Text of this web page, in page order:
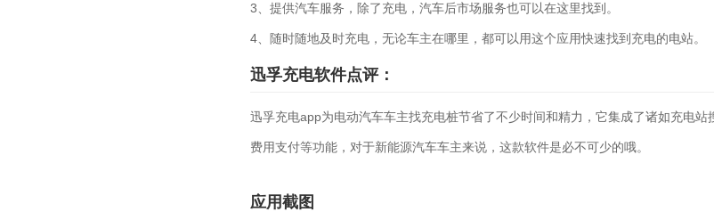
3、提供汽车服务，除了充电，汽车后市场服务也可以在这里找到。
4、随时随地及时充电，无论车主在哪里，都可以用这个应用快速找到充电的电站。
迅孚充电软件点评：
迅孚充电app为电动汽车车主找充电桩节省了不少时间和精力，它集成了诸如充电
费用支付等功能，对于新能源汽车车主来说，这款软件是必不可少的哦。
应用截图